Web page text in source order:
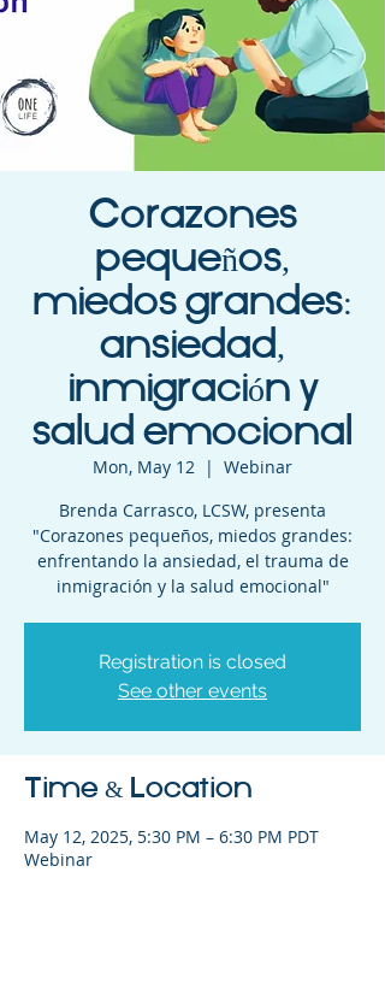
Corazones
pequeños,
miedos grandes:
ansiedad,
inmigración y
salud emocional
Mon, May 12
  |
Webinar
Brenda Carrasco, LCSW, presenta
"Corazones pequeños, miedos grandes:
enfrentando la ansiedad, el trauma de
inmigración y la salud emocional"
Registration is closed
See other events
Time & Location
May 12, 2025, 5:30 PM – 6:30 PM PDT
Webinar